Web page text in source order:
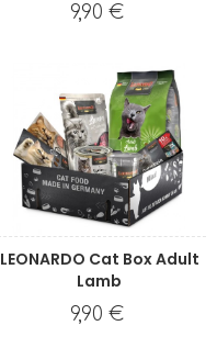
9,90 €
LEONARDO Cat Box Adult
Lamb
9,90 €